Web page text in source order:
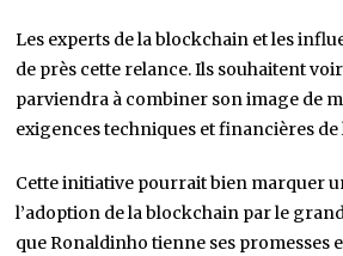
Les experts de la blockchain et les
de près cette relance. Ils souhaitent
parviendra à combiner son image de
exigences techniques et financières de
Cette initiative pourrait bien marquer
l’adoption de la blockchain par le
que Ronaldinho tienne ses promesses